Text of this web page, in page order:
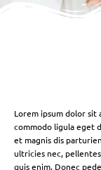
Lorem ipsum dolor
commodo ligula eget
et magnis dis
ultricies nec,
quis enim. Donec